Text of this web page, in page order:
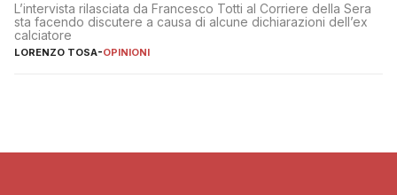
L’intervista rilasciata da Francesco Totti al Corriere della Sera
sta facendo discutere a causa di alcune dichiarazioni dell’ex
calciatore
LORENZO TOSA-OPINIONI